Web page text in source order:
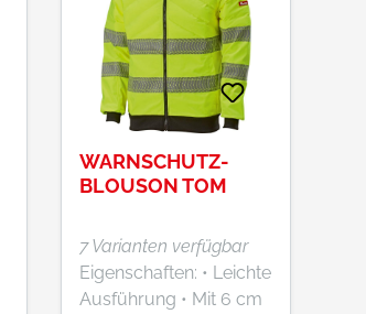
WARNSCHUTZ-
BLOUSON TOM
7 Varianten verfügbar
Eigenschaften: • Leichte
Ausführung • Mit 6 cm